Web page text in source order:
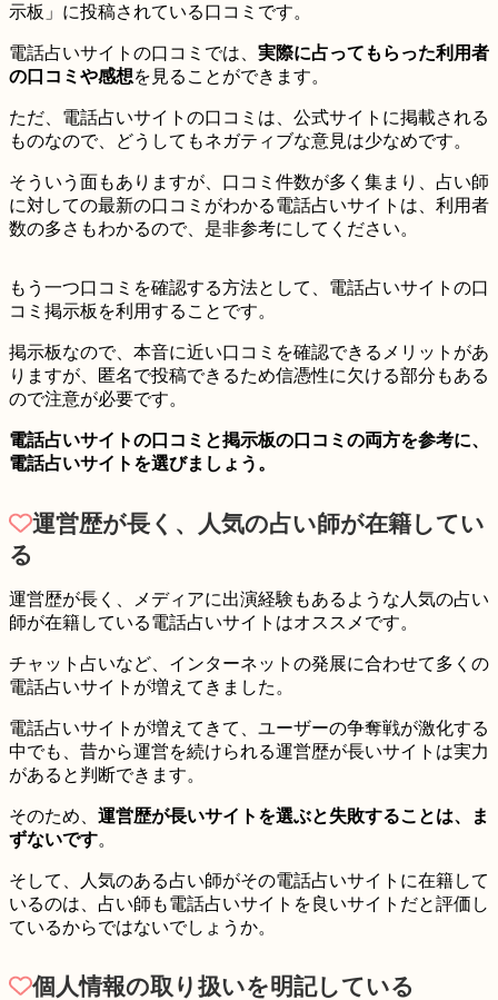
示板」に投稿されている口コミ です。
電話占いサイトの口コミでは、 実際に占ってもらった利用者
の口コミや感想を見ることができます。
ただ、電話占いサイトの口コミは、公式サイトに掲載される
ものなので、
どうしてもネガティブな意見は少なめです。
そういう面もありますが、口コミ件数が多く集まり、占い師
に対しての最新の口コミがわかる電話占いサイトは、利用者
数の多さもわかるので、是非参考にしてください。
もう一つ口コミを確認する方法として、電話占いサイトの口
コミ掲示板を利用することです。
掲示板なので、本音に近い口コミを確認できるメリットがあ
りますが、
匿名で投稿できるため信憑性に欠ける部分もある
ので注意が必要です。
電話占いサイトの口コミと掲示板の口コミの両方を参考に、
電話占いサイトを選びましょう。
運営歴が長く、人気の占い師が在籍してい
る
運営歴が長く、メディアに出演経験もあるような人気の占い
師が在籍している電話占いサイトはオススメです。
チャット占いなど、インターネットの発展に合わせて多くの
電話占いサイトが増えてきました。
電話占いサイトが増えてきて、ユーザーの争奪戦が激化する
中でも、昔から運営を続けられる運営歴が長いサイトは実力
があると判断できます。
そのため、 運営歴が長いサイトを選ぶと失敗することは、ま
ずないです。
そして、人気のある占い師がその電話占いサイトに在籍して
いるのは、占い師も電話占いサイトを良いサイト だと評価し
ているからではないでしょうか。
個人情報の取り扱いを明記している